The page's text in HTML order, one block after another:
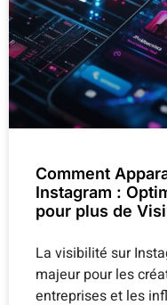
Comment
Instagram :
pour plus de
La visibilité sur
majeur pour les
entreprises et les